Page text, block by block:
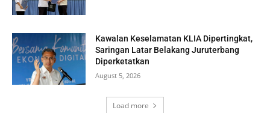
Kawalan Keselamatan KLIA Dipertingkat,
Saringan Latar Belakang Juruterbang
Diperketatkan
August 5, 2026
Load more